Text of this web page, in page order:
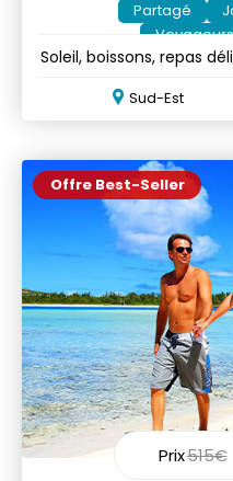
Partagé
Soleil, boissons, repas
Sud-Est
Offre Best-Seller
Prix515€